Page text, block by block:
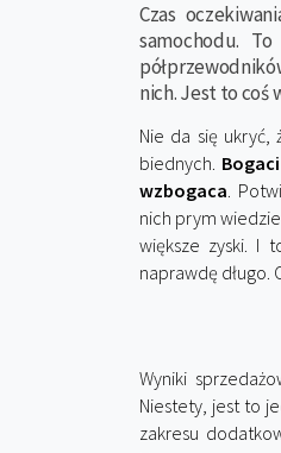
Czas
samochodu.
nich. Jest to coś
Nie da się ukryć,
biednych.
wzbogaca.
nich prym
większe zyski. I
naprawdę długo.
Wyniki
Niestety, jest to
zakresu